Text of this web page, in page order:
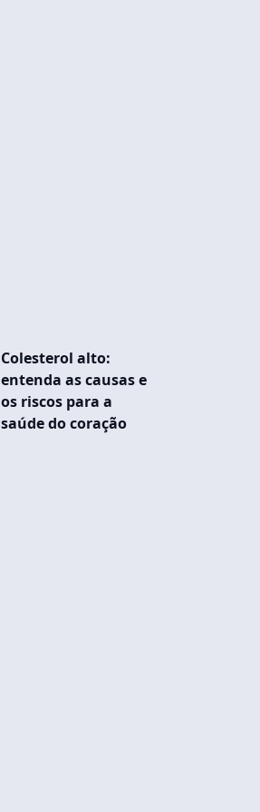
Colesterol alto:
entenda as causas e
os riscos para a
saúde do coração